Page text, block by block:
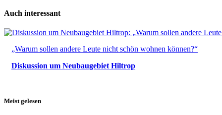
Auch interessant
„Warum sollen andere Leute nicht schön wohnen können?“
Diskussion um Neubaugebiet Hiltrop
Meist gelesen